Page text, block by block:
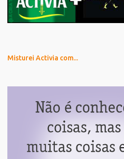
Misturei Activia com...